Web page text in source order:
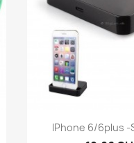

IPhone 6/6plus -